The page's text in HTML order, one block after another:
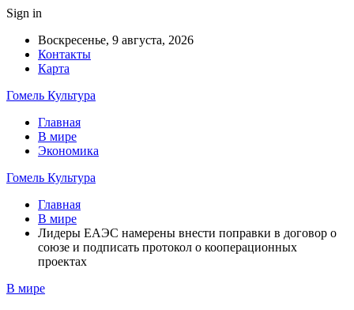
Sign in
Воскресенье, 9 августа, 2026
Контакты
Карта
Гомель Культура
Главная
В мире
Экономика
Гомель Культура
Главная
В мире
Лидеры ЕАЭС намерены внести поправки в договор о
союзе и подписать протокол о кооперационных
проектах
В мире